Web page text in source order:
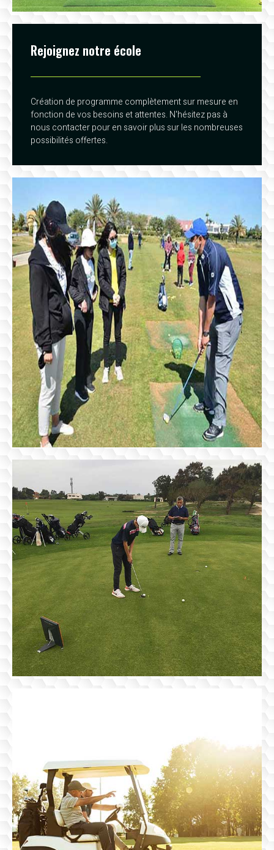
Rejoignez notre école
Création de programme complètement sur mesure en
fonction de vos besoins et attentes. N'hésitez pas à
nous contacter pour en savoir plus sur les nombreuses
possibilités offertes.